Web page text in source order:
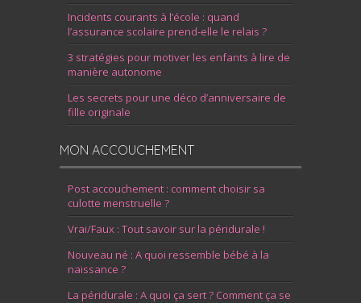
Incidents courants à l’école : quand
l’assurance scolaire prend-elle le relais ?
3 stratégies pour motiver les enfants à lire de
manière autonome
Les secrets pour une déco d’anniversaire de
fille originale
MON ACCOUCHEMENT
Post accouchement : comment choisir sa
culotte menstruelle ?
Vrai/Faux : Tout savoir sur la péridurale !
Nouveau né : A quoi ressemble bébé à la
naissance ?
La péridurale : A quoi ça sert ? Comment ça se